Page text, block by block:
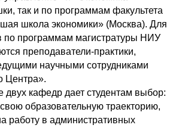
так и по программам факультета
школа экономики» (Москва). Для
по программам магистратуры НИУ
преподаватели-практики,
научными сотрудниками
Центра».
двух кафедр дает студентам выбор:
образовательную траекторию,
работу в административных